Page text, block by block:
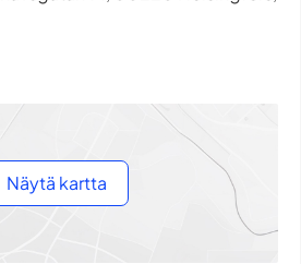
Näytä kartta